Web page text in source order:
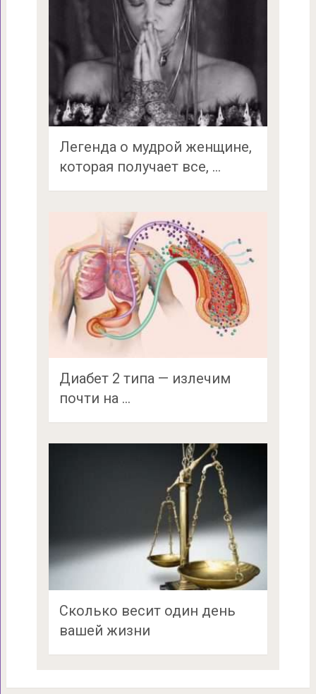
Легенда о мудрой женщине,
которая получает все, …
Диабет 2 типа — излечим
почти на …
Сколько весит один день
вашей жизни